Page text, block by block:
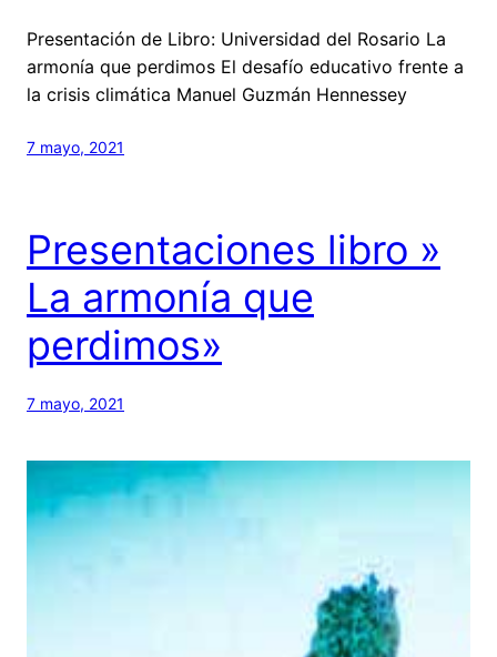
Presentación de Libro: Universidad del Rosario La
armonía que perdimos El desafío educativo frente a
la crisis climática Manuel Guzmán Hennessey
7 mayo, 2021
Presentaciones libro »
La armonía que
perdimos»
7 mayo, 2021